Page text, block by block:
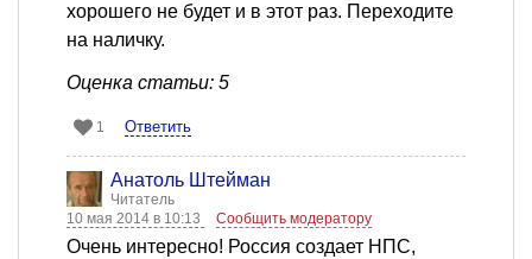
хорошего не будет и в этот раз. Переходите
на наличку.
Оценка статьи: 5
1 Ответить
Анатоль Штейман
Читатель
10 мая 2014 в 10:13
Сообщить модератору
Очень интересно! Россия создает НПС,